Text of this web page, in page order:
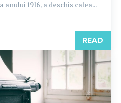
1916, a deschis calea...
READ